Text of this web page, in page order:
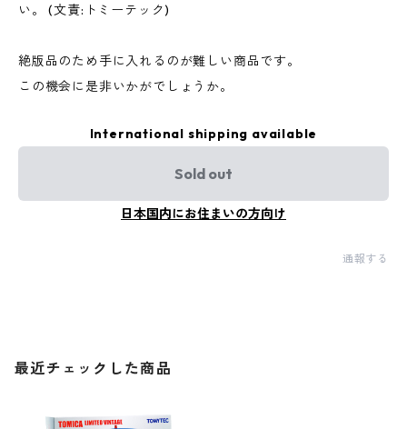
い。 (文責:トミーテック)
絶版品のため手に入れるのが難しい商品です。
この機会に是非いかがでしょうか。
International shipping available
Sold out
日本国内にお住まいの方向け
通報する
最近チェックした商品